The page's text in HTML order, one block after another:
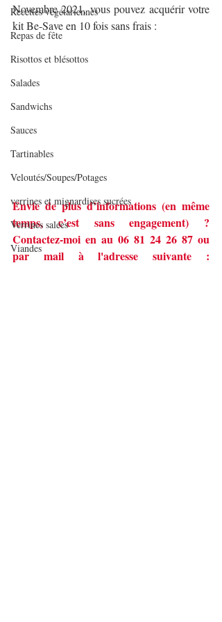
Recettes végétariennes
Repas de fête
Risottos et blésottos
Salades
Sandwichs
Sauces
Tartinables
Veloutés/Soupes/Potages
verrines et mignardises sucrées
Verrines salées
Viandes
Novembre 2021, vous pouvez acquérir votre
kit Be-Save en 10 fois sans frais :
Envie de plus d’informations (en même
temps, c’est sans engagement) ?
Contactez-moi en au 06 81 24 26 87 ou
par mail à l'adresse suivante :